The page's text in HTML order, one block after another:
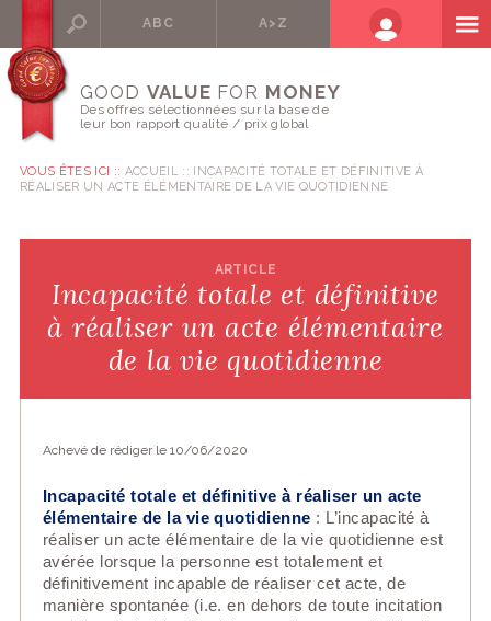
ABC A>Z
GOOD VALUE FOR MONEY
Des offres sélectionnées sur la base de
leur bon rapport qualité / prix global
VOUS ÊTES ICI :: ACCUEIL
INCAPACITÉ TOTALE ET DÉFINITIVE À
RÉALISER UN ACTE ÉLÉMENTAIRE DE LA VIE QUOTIDIENNE
ARTICLE
Incapacité totale et définitive
à réaliser un acte élémentaire
de la vie quotidienne
Achevé de rédiger le 10/06/2020
ncapacité totale et définitive à réaliser un acte
élémentaire de la vie quotidienne : L’incapacité à
réaliser un acte élémentaire de la vie quotidienne est
avérée lorsque la personne est totalement et
définitivement incapable de réaliser cet acte, de
manière spontanée (i.e. en dehors de toute incitation